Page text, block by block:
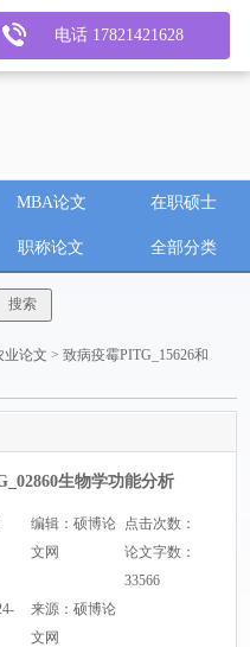
MBA论文 在职硕士
职称论文 全部分类
业论文 > 致病疫霉PITG_15626和
生物学功能分析
编辑：硕博论
文网
点击次数：
论文字数：
33566
来源：硕博论
文网
电话 17821421628